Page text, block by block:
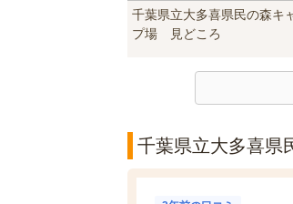
千葉県立大多喜県民の森キ
プ場 見どころ
千葉県立大多喜県